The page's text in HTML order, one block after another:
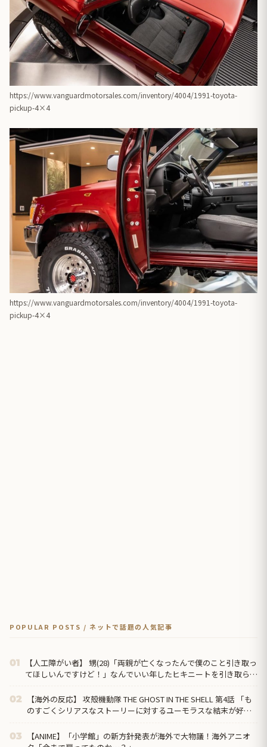
https://www.vanguardmotorsales.com/inventory/4004/1991-toyota-
pickup-4×4
https://www.vanguardmotorsales.com/inventory/4004/1991-toyota-
pickup-4×4
POPULAR POSTS / ネットで話題の人気記事
01
【人工障がい者】 甥(28)「両親が亡くなったんで僕のこと引き取っ
てほしいんですけど！」なんでいい年したヒキニートを引き取らな
02
【海外の反応】 攻殻機動隊 THE GHOST IN THE SHELL 第4話 「も
のすごくシリアスなストーリーに対するユーモラスな結末が好
03
【ANIME】「小学館」の新方針発表が海外で大物議！海外アニオ